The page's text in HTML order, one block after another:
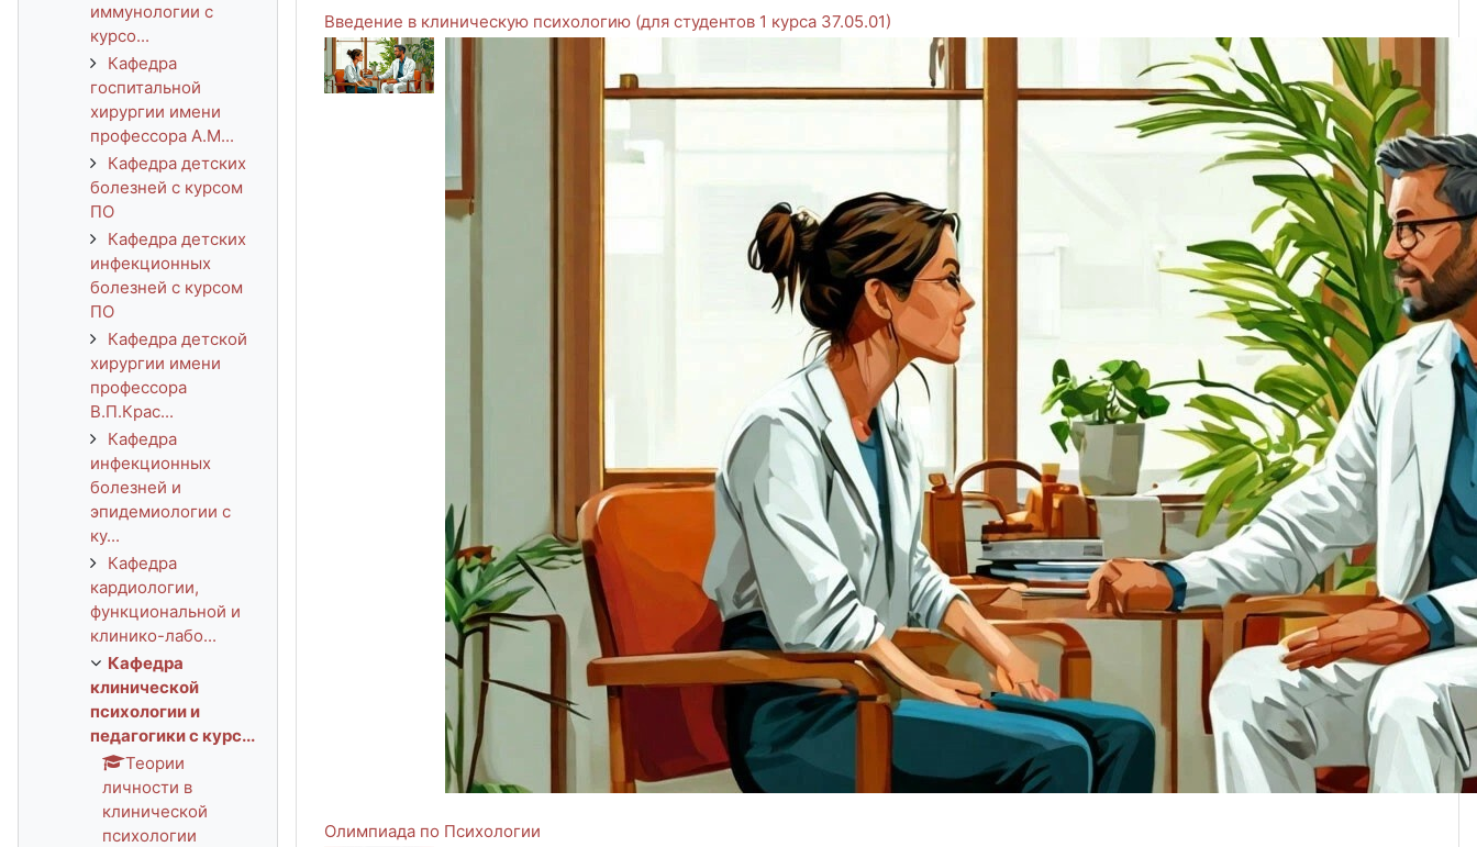
Введение в клиническую психологию (для студентов 1 курса 37.05.01)
Олимпиада по Психологии
иммунологии с
курсо...
Кафедра
госпитальной
хирургии имени
профессора А.М...
Кафедра детских
болезней с курсом
ПО
Кафедра детских
инфекционных
болезней с курсом
ПО
Кафедра детской
хирургии имени
профессора
В.П.Крас...
Кафедра
инфекционных
болезней и
эпидемиологии с
ку...
Кафедра
кардиологии,
функциональной и
клинико-лабо...
Кафедра
клинической
психологии и
педагогики с курс...
Теории
личности в
клинической
психологии